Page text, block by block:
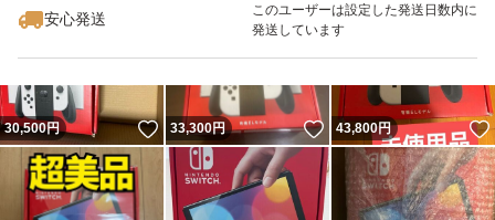
安心発送
このユーザーは設定した発送日数内に
発送しています
30,500円 いいね！
33,300円 いいね！
43,800円